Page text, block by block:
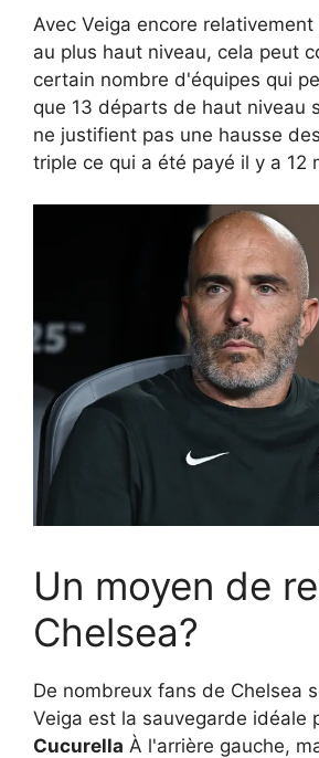
Avec Veiga encore
au plus haut niveau, cela peut
certain nombre d'équipes qui
que 13 départs de haut niveau
ne justifient pas une hausse
triple ce qui a été payé il y a 12
Un moyen de
Chelsea?
De nombreux fans de Chelsea
Veiga est la sauvegarde idéale
Cucurella À l'arrière gauche,